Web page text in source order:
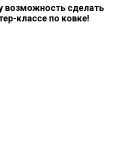
возможность сделать
классе по ковке!